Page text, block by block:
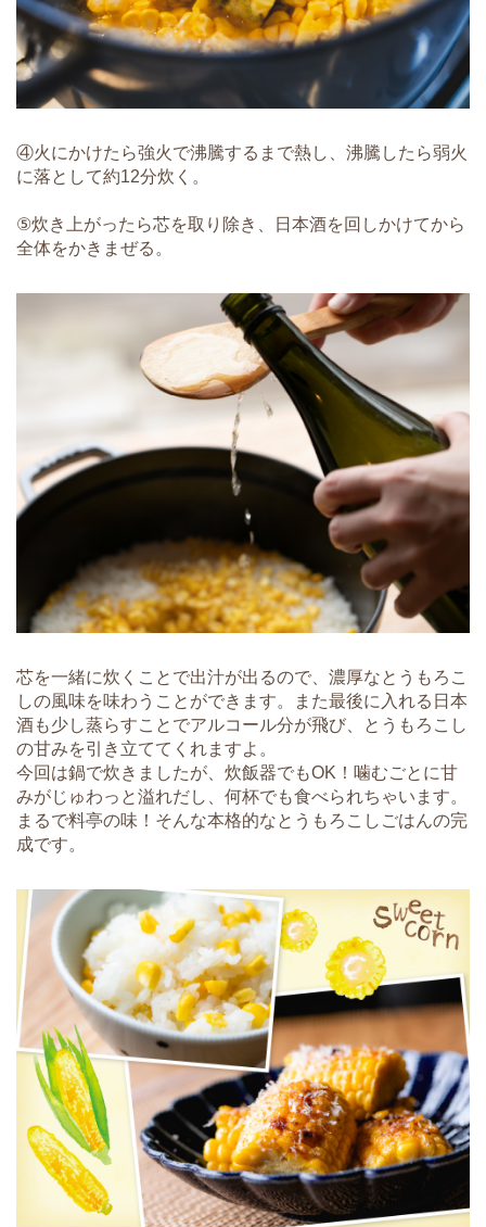
④火にかけたら強火で沸騰するまで熱し、沸騰したら弱火
に落として約12分炊く。
⑤炊き上がったら芯を取り除き、日本酒を回しかけてから
全体をかきまぜる。
芯を一緒に炊くことで出汁が出るので、濃厚なとうもろこ
しの風味を味わうことができます。また最後に入れる日本
酒も少し蒸らすことでアルコール分が飛び、とうもろこし
の甘みを引き立ててくれますよ。
今回は鍋で炊きましたが、炊飯器でもOK！噛むごとに甘
みがじゅわっと溢れだし、何杯でも食べられちゃいます。
まるで料亭の味！そんな本格的なとうもろこしごはんの完
成です。